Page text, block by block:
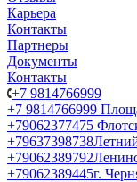
Карьера
Контакты
Партнеры
Документы
Контакты
+7 9814766999
+7 9814766999
+79062377475
+79637398738
+79062389792
+79062389445г.